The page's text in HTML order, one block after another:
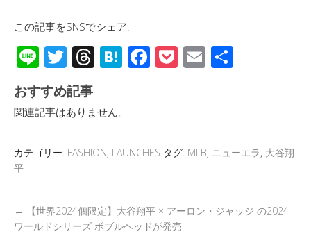
この記事をSNSでシェア!
Li
n
e
T
wi
tt
er
T
e
a
d
H
a
F
o
P E
おすすめ記事
関連記事はありません。
カテゴリー: FASHION, LAUNCHES タグ: MLB, ニューエラ, 大谷翔
平
←
【世界2024個限定】大谷翔平 × アーロン・ジャッジ の2024
ワールドシリーズ ボブルヘッドが発売